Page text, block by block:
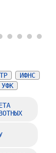
19 20
ИФНС
УФК